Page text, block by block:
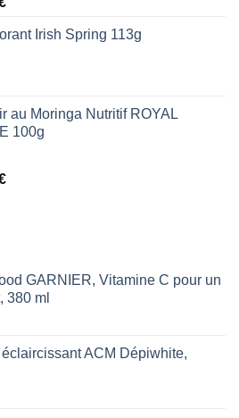
actuelIrish Spring 113g
au Moringa Nutritif ROYAL
100g
Le
GARNIER, Vitamine C pour un
380 ml
ACM Dépiwhite,